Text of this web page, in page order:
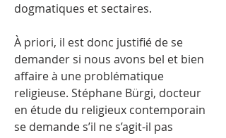
dogmatiques et sectaires.
À priori, il est donc justifié de se
demander si nous avons bel et bien
affaire à une problématique
religieuse. Stéphane Bürgi, docteur
en étude du religieux contemporain
se demande s’il ne s’agit-il pas